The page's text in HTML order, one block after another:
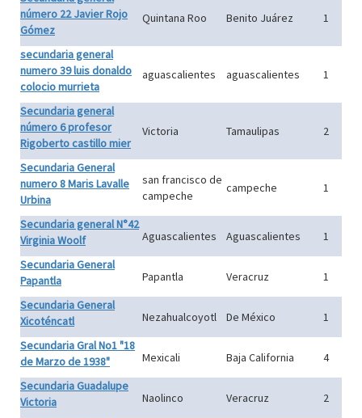
número 22 Javier Rojo
Gómez
Quintana Roo Benito Juárez 1
secundaria general
numero 39 luis donaldo
colocio murrieta
aguascalientes aguascalientes 1
Secundaria general
número 6 profesor
Rigoberto castillo mier
Victoria Tamaulipas 2
Secundaria General
numero 8 Maris Lavalle
Urbina
san francisco de
campeche
campeche 1
Secundaria general N°42
Virginia Woolf
Aguascalientes Aguascalientes
1
Secundaria General
Papantla
Papantla Veracruz
1
Secundaria General
Xicoténcatl
Nezahualcoyotl De México
1
Secundaria Gral No1 "18
de Marzo de 1938"
Mexicali Baja California
4
Secundaria Guadalupe
Victoria
Naolinco Veracruz
2